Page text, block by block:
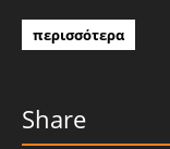
περισσότερα
Share